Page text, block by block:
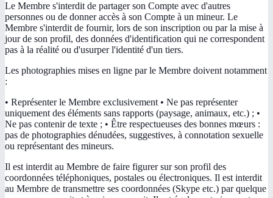
Le Membre s'interdit de partager son Compte avec d'autres
personnes ou de donner accès à son Compte à un mineur. Le
Membre s'interdit de fournir, lors de son inscription ou par la mise à
jour de son profil, des données d'identification qui ne correspondent
pas à la réalité ou d'usurper l'identité d'un tiers.
Les photographies mises en ligne par le Membre doivent notamment
:
• Représenter le Membre exclusivement • Ne pas représenter
uniquement des éléments sans rapports (paysage, animaux, etc.) ; •
Ne pas contenir de texte ; • Être respectueuses des bonnes mœurs :
pas de photographies dénudées, suggestives, à connotation sexuelle
ou représentant des mineurs.
Il est interdit au Membre de faire figurer sur son profil des
coordonnées téléphoniques, postales ou électroniques. Il est interdit
au Membre de transmettre ses coordonnées (Skype etc.) par quelque